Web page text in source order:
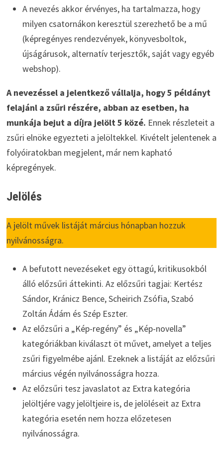
A nevezés akkor érvényes, ha tartalmazza, hogy
milyen csatornákon keresztül szerezhető be a mű
(képregényes rendezvények, könyvesboltok,
újságárusok, alternatív terjesztők, saját vagy egyéb
webshop).
A nevezéssel a jelentkező vállalja, hogy 5 példányt
felajánl a zsűri részére, abban az esetben, ha
munkája bejut a díjra jelölt 5 közé. Ennek részleteit a
zsűri elnöke egyezteti a jelöltekkel. Kivételt jelentenek a
folyóiratokban megjelent, már nem kapható
képregények.
Jelölés
A jelölt művek listáját március hónapban hozzuk
nyilvánosságra.
A befutott nevezéseket egy öttagú, kritikusokból
álló előzsűri áttekinti. Az előzsűri tagjai: Kertész
Sándor, Kránicz Bence, Scheirich Zsófia, Szabó
Zoltán Ádám és Szép Eszter.
Az előzsűri a „Kép-regény” és „Kép-novella”
kategóriákban kiválaszt öt művet, amelyet a teljes
zsűri figyelmébe ajánl. Ezeknek a listáját az előzsűri
március végén nyilvánosságra hozza.
Az előzsűri tesz javaslatot az Extra kategória
jelöltjére vagy jelöltjeire is, de jelöléseit az Extra
kategória esetén nem hozza előzetesen
nyilvánosságra.